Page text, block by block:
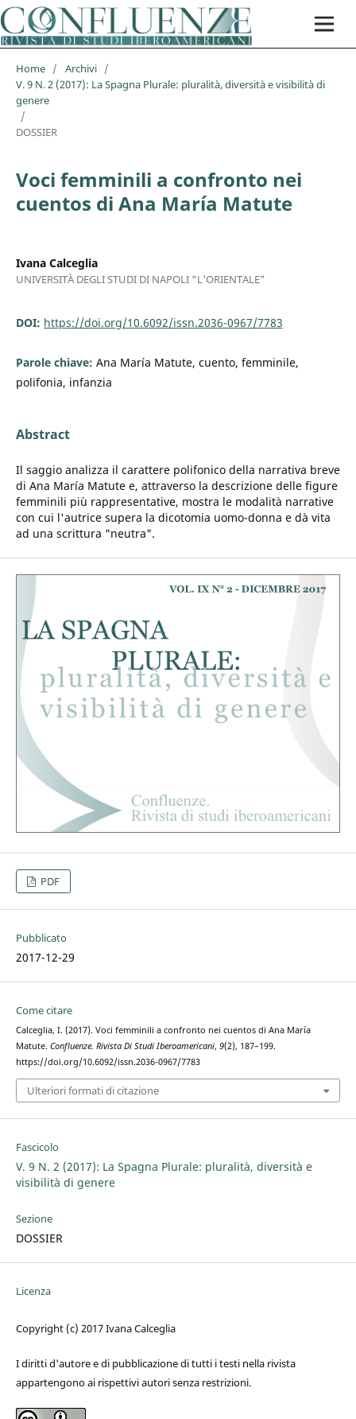
Home / Archivi /
V. 9 N. 2 (2017): La Spagna Plurale: pluralità, diversità e visibilità di
genere
/
DOSSIER
Voci femminili a confronto nei
cuentos di Ana María Matute
Ivana Calceglia
UNIVERSITÀ DEGLI STUDI DI NAPOLI “L'ORIENTALE”
DOI: https://doi.org/10.6092/issn.2036-0967/7783
Parole chiave: Ana María Matute, cuento, femminile,
polifonia, infanzia
Abstract
Il saggio analizza il carattere polifonico della narrativa breve
di Ana María Matute e, attraverso la descrizione delle figure
femminili più rappresentative, mostra le modalità narrative
con cui l'autrice supera la dicotomia uomo-donna e dà vita
ad una scrittura "neutra".
PDF
Pubblicato
2017-12-29
Come citare
Calceglia, I. (2017). Voci femminili a confronto nei cuentos di Ana María
Matute. Confluenze. Rivista Di Studi Iberoamericani, 9(2), 187–199.
https://doi.org/10.6092/issn.2036-0967/7783
Ulteriori formati di citazione
Fascicolo
V. 9 N. 2 (2017): La Spagna Plurale: pluralità, diversità e
visibilità di genere
Sezione
DOSSIER
Licenza
Copyright (c) 2017 Ivana Calceglia
I diritti d'autore e di pubblicazione di tutti i testi nella rivista
appartengono ai rispettivi autori senza restrizioni.